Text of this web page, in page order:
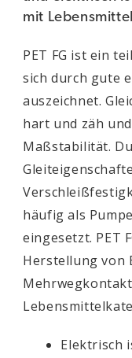
mit
PET FG ist ein
sich durch gute
auszeichnet.
hart und zäh
Maßstabilität.
häufig als
eingesetzt. PET
Herstellung von
Elektrisch